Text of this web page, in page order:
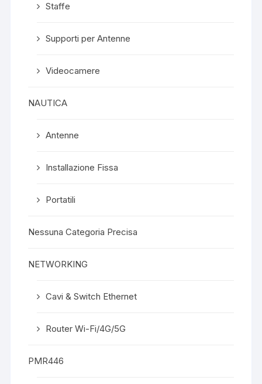
Staffe
Supporti per Antenne
Videocamere
NAUTICA
Antenne
Installazione Fissa
Portatili
Nessuna Categoria Precisa
NETWORKING
Cavi & Switch Ethernet
Router Wi-Fi/4G/5G
PMR446